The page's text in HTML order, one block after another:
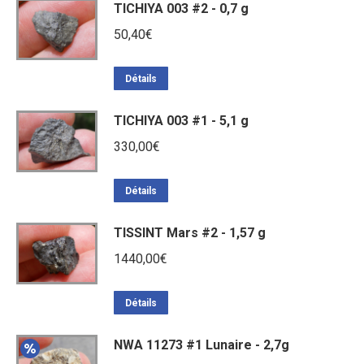
TICHIYA 003 #2 - 0,7 g
50,40€
Détails
TICHIYA 003 #1 - 5,1 g
330,00€
Détails
TISSINT Mars #2 - 1,57 g
1440,00€
Détails
NWA 11273 #1 Lunaire - 2,7g